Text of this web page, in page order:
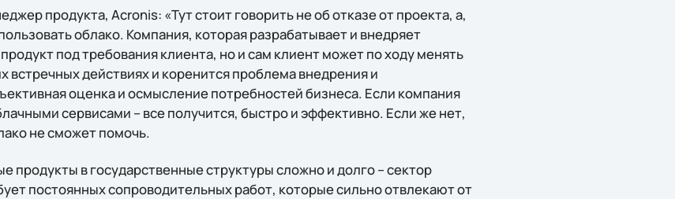
продукта, Acronis: «Тут стоит говорить не об отказе от проекта, а,
облако. Компания, которая разрабатывает и внедряет
под требования клиента, но и сам клиент может по ходу менять
встречных действиях и коренится проблема внедрения и
оценка и осмысление потребностей бизнеса. Если компания
сервисами – все получится, быстро и эффективно. Если же нет,
не сможет помочь.
продукты в государственные структуры сложно и долго – сектор
постоянных сопроводительных работ, которые сильно отвлекают от